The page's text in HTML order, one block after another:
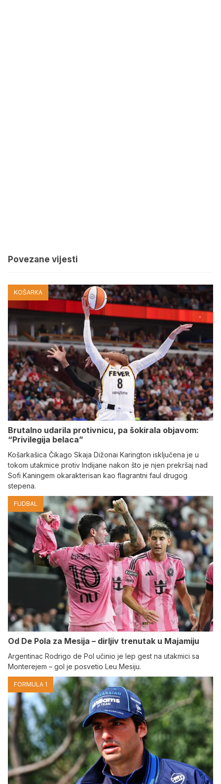
Povezane vijesti
KOŠARKA
Brutalno udarila protivnicu, pa šokirala objavom:
“Privilegija belaca”
Košarkašica Čikago Skaja Dižonai Karington isključena je u
tokom utakmice protiv Indijane nakon što je njen prekršaj nad
Sofi Kaningem okarakterisan kao flagrantni faul drugog
stepena.
FUDBAL
Od De Pola za Mesija – dirljiv trenutak u Majamiju
Argentinac Rodrigo de Pol učinio je lep gest na utakmici sa
Monterejem – gol je posvetio Leu Mesiju.
FORMULA 1